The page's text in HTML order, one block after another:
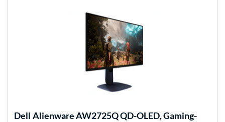
Dell Alienware AW2725Q QD-OLED, Gaming-